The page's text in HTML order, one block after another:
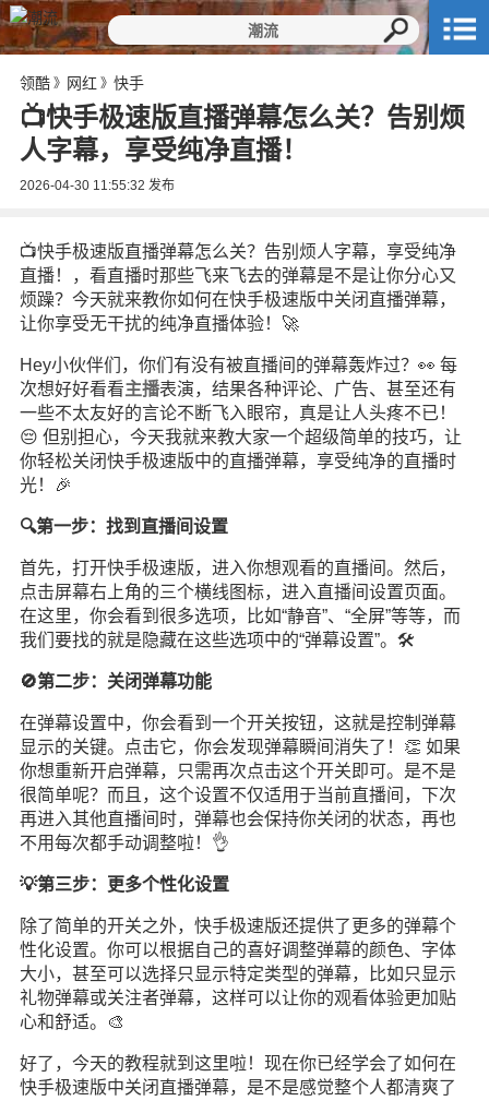
领酷》 网红 》 快手
📺快手极速版直播弹幕怎么关？告别烦
人字幕，享受纯净直播！
2026-04-30 11:55:32 发布
📺快手极速版直播弹幕怎么关？告别烦人字幕，享受纯净
直播！，看直播时那些飞来飞去的弹幕是不是让你分心又
烦躁？今天就来教你如何在快手极速版中关闭直播弹幕，
让你享受无干扰的纯净直播体验！🚀
Hey小伙伴们，你们有没有被直播间的弹幕轰炸过？👀 每
次想好好看看主播表演，结果各种评论、广告、甚至还有
一些不太友好的言论不断飞入眼帘，真是让人头疼不已！
😔 但别担心，今天我就来教大家一个超级简单的技巧，让
你轻松关闭快手极速版中的直播弹幕，享受纯净的直播时
光！🎉
🔍第一步：找到直播间设置
首先，打开快手极速版，进入你想观看的直播间。然后，
点击屏幕右上角的三个横线图标，进入直播间设置页面。
在这里，你会看到很多选项，比如“静音”、“全屏”等等，而
我们要找的就是隐藏在这些选项中的“弹幕设置”。🛠️
🚫第二步：关闭弹幕功能
在弹幕设置中，你会看到一个开关按钮，这就是控制弹幕
显示的关键。点击它，你会发现弹幕瞬间消失了！👏 如果
你想重新开启弹幕，只需再次点击这个开关即可。是不是
很简单呢？而且，这个设置不仅适用于当前直播间，下次
再进入其他直播间时，弹幕也会保持你关闭的状态，再也
不用每次都手动调整啦！👌
💡第三步：更多个性化设置
除了简单的开关之外，快手极速版还提供了更多的弹幕个
性化设置。你可以根据自己的喜好调整弹幕的颜色、字体
大小，甚至可以选择只显示特定类型的弹幕，比如只显示
礼物弹幕或关注者弹幕，这样可以让你的观看体验更加贴
心和舒适。🎨
好了，今天的教程就到这里啦！现在你已经学会了如何在
快手极速版中关闭直播弹幕，是不是感觉整个人都清爽了